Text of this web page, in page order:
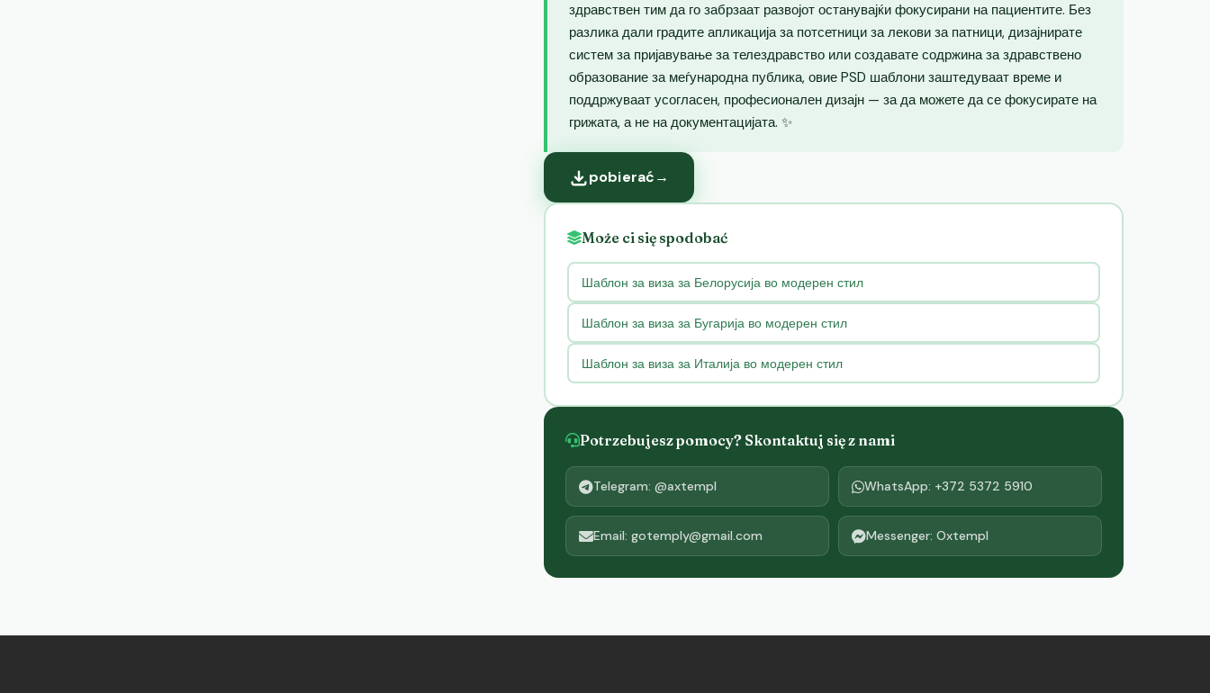
здравствен тим да го забрзаат развојот останувајќи фокусирани на пациентите. Без
разлика дали градите апликација за потсетници за лекови за патници, дизајнирате
систем за пријавување за телездравство или создавате содржина за здравствено
образование за меѓународна публика, овие PSD шаблони заштедуваат време и
поддржуваат усогласен, професионален дизајн — за да можете да се фокусирате на
грижата, а не на документацијата. ✨
pobierać→
Może ci się spodobać
Шаблон за виза за Белорусија во модерен стил
Шаблон за виза за Бугарија во модерен стил
Шаблон за виза за Италија во модерен стил
Potrzebujesz pomocy? Skontaktuj się z nami
Telegram: @axtempl WhatsApp: +372 5372 5910
Email: gotemply@gmail.com Messenger: Oxtempl